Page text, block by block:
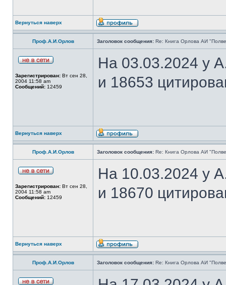
Вернуться наверх
Проф.А.И.Орлов Заголовок сообщения: Re: Книга Орлова АИ
Зарегистрирован: Вт сен 28,
2004 11:58 am
Сообщений: 12459
На 03.03.2024 у
и 18653
Вернуться наверх
Проф.А.И.Орлов Заголовок сообщения: Re: Книга Орлова АИ
Зарегистрирован: Вт сен 28,
2004 11:58 am
Сообщений: 12459
На 10.03.2024 у
и 18670
Вернуться наверх
Проф.А.И.Орлов Заголовок сообщения: Re: Книга Орлова АИ